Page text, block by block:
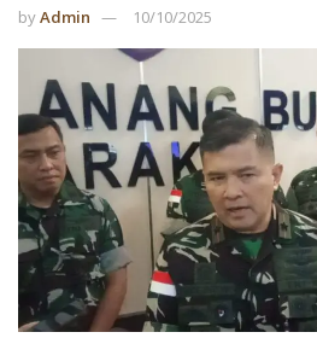
byAdmin 10/10/2025